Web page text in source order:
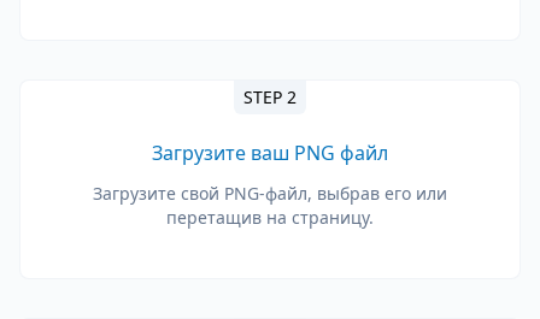
STEP 2
Загрузите ваш PNG файл
Загрузите свой PNG-файл, выбрав его или
перетащив на страницу.